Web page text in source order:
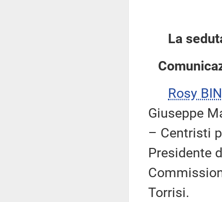
La
Rosy
Giuseppe
– Centristi
Presidente
Torrisi.